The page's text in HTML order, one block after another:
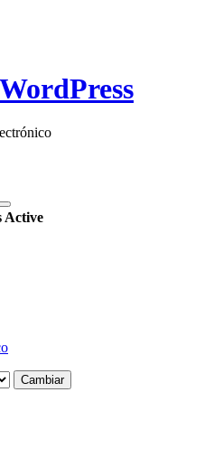
Active